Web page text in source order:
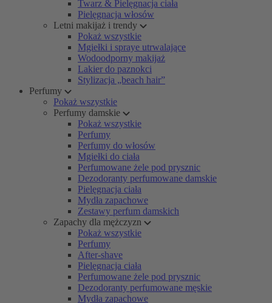
Twarz & Pielęgnacja ciała
Pielęgnacja włosów
Letni makijaż i trendy
Pokaż wszystkie
Mgiełki i spraye utrwalające
Wodoodporny makijaż
Lakier do paznokci
Stylizacja „beach hair”
Perfumy
Pokaż wszystkie
Perfumy damskie
Pokaż wszystkie
Perfumy
Perfumy do włosów
Mgiełki do ciała
Perfumowane żele pod prysznic
Dezodoranty perfumowane damskie
Pielęgnacja ciała
Mydła zapachowe
Zestawy perfum damskich
Zapachy dla mężczyzn
Pokaż wszystkie
Perfumy
After-shave
Pielęgnacja ciała
Perfumowane żele pod prysznic
Dezodoranty perfumowane męskie
Mydła zapachowe